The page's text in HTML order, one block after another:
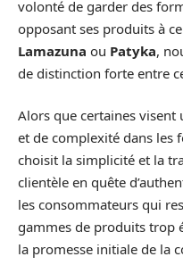
volonté de garder des
opposant ses produits à
Lamazuna ou Patyka,
de distinction forte entre
Alors que certaines visent
et de complexité dans les
choisit la simplicité et la
clientèle en quête
les consommateurs qui
gammes de produits trop
la promesse initiale de la